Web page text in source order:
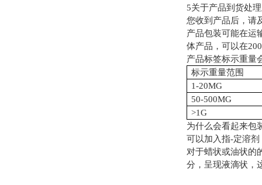
5关于产品到货处
您收到产品后，请
产品包装可能在运
体产品，可以在
产品标签标示重量
标示重量范围
1-20MG
50-500MG
>1G
为什么会看起来包
可以加入指-定溶
对于蜡状或油状的
分，呈现液滴状，